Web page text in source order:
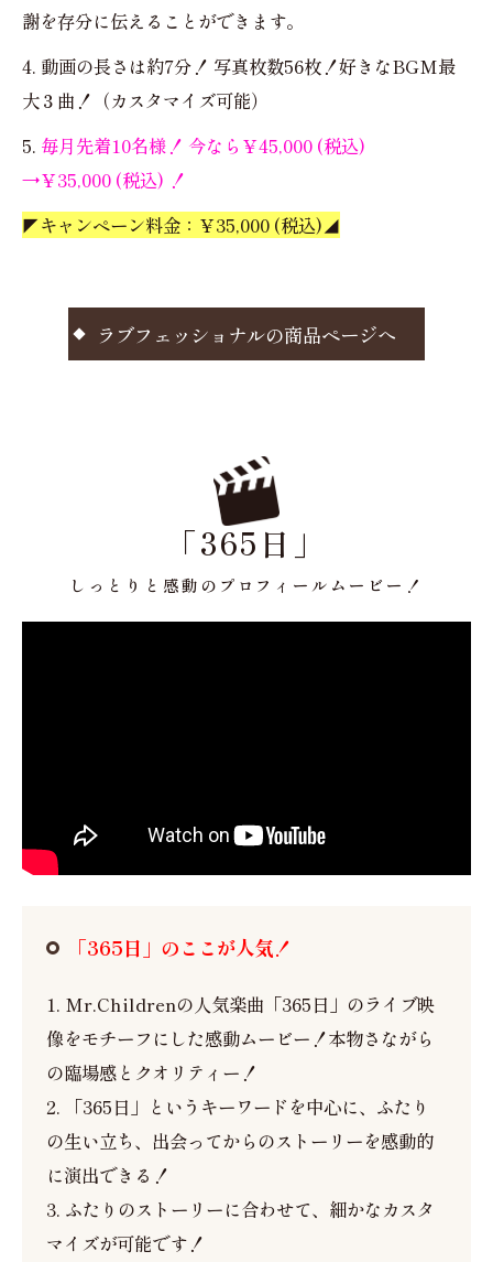
謝を存分に伝えることができます。
4. 動画の長さは約7分！ 写真枚数56枚！好きなBGM最
大３曲！（カスタマイズ可能）
5. 毎月先着10名様！ 今なら￥45,000 (税込)
→￥35,000 (税込) ！
◤キャンペーン料金：￥35,000 (税込)◢
ラブフェッショナルの商品ページへ
「365日」
しっとりと感動のプロフィールムービー！
「365日」のここが人気！
1. Mr.Childrenの人気楽曲「365日」のライブ映
像をモチーフにした感動ムービー！本物さながら
の臨場感とクオリティー！
2. 「365日」というキーワードを中心に、ふたり
の生い立ち、出会ってからのストーリーを感動的
に演出できる！
3. ふたりのストーリーに合わせて、細かなカスタ
マイズが可能です！